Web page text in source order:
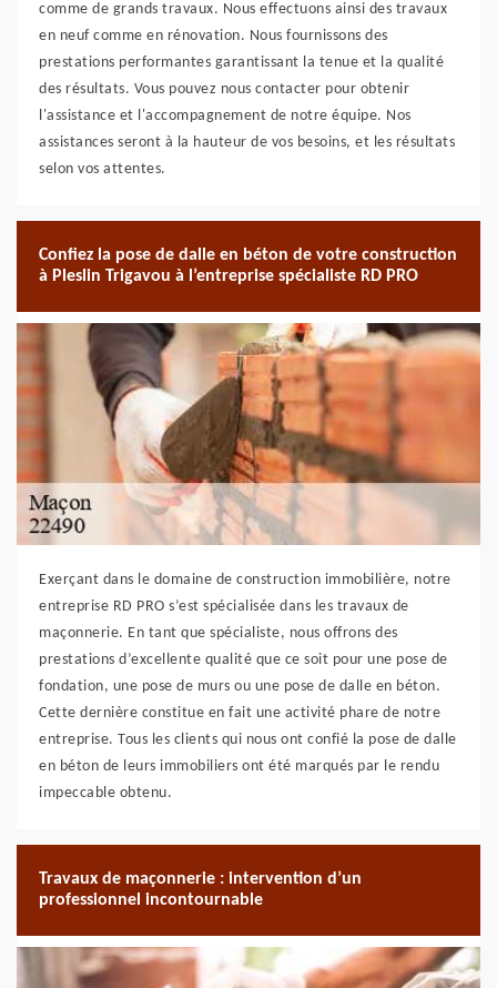
comme de grands travaux. Nous effectuons ainsi des travaux
en neuf comme en rénovation. Nous fournissons des
prestations performantes garantissant la tenue et la qualité
des résultats. Vous pouvez nous contacter pour obtenir
l'assistance et l'accompagnement de notre équipe. Nos
assistances seront à la hauteur de vos besoins, et les résultats
selon vos attentes.
Confiez la pose de dalle en béton de votre construction
à Pleslin Trigavou à l’entreprise spécialiste RD PRO
Exerçant dans le domaine de construction immobilière, notre
entreprise RD PRO s’est spécialisée dans les travaux de
maçonnerie. En tant que spécialiste, nous offrons des
prestations d’excellente qualité que ce soit pour une pose de
fondation, une pose de murs ou une pose de dalle en béton.
Cette dernière constitue en fait une activité phare de notre
entreprise. Tous les clients qui nous ont confié la pose de dalle
en béton de leurs immobiliers ont été marqués par le rendu
impeccable obtenu.
Travaux de maçonnerie : intervention d’un
professionnel incontournable